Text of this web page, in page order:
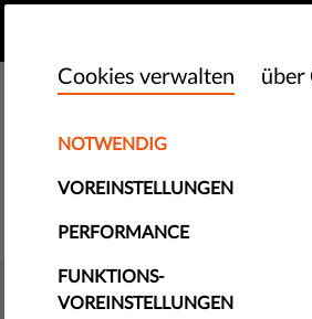
DEMOKRATIE & GERECHTIGKEIT
Cookies verwalten über
NOTWENDIG
VOREINSTELLUNGEN
PERFORMANCE
FUNKTIONS-
VOREINSTELLUNGEN